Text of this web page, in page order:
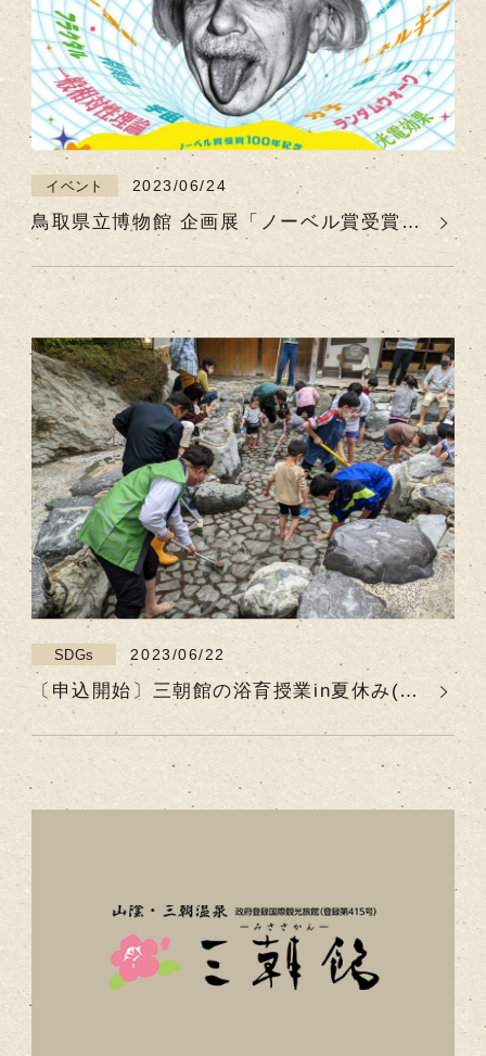
イベント 2023/06/24
鳥取県立博物館 企画展「ノーベル賞受賞
100年記念 アインシュタイン展」【開催
期間 2023年7月1日(土)～8月27日(日)】
SDGs 2023/06/22
〔申込開始〕三朝館の浴育授業in夏休み(★
夏休みの自由研究にいかがですか★)